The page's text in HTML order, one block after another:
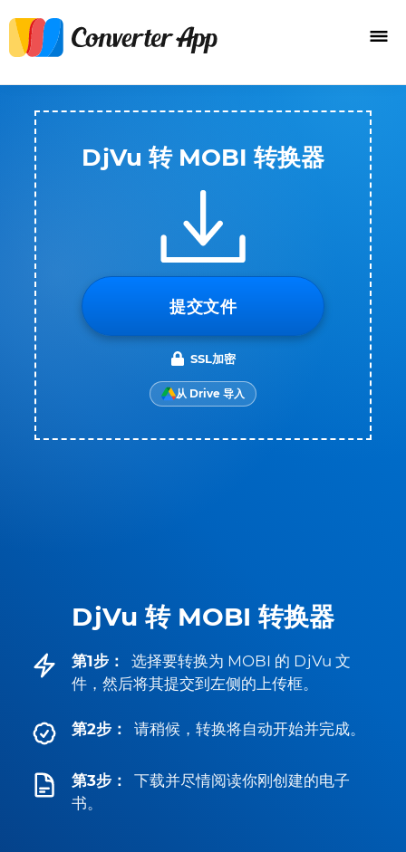
DjVu 转 MOBI 转换器
第1步：
选择要转换为 MOBI 的 DjVu 文
件，然后将其提交到左侧的上传框。
第2步： 请稍候，转换将自动开始并完成。
第3步：
下载并尽情阅读你刚创建的电子
书。
DjVu 转 MOBI 转换器
提交文件
SSL加密
从 Drive 导入